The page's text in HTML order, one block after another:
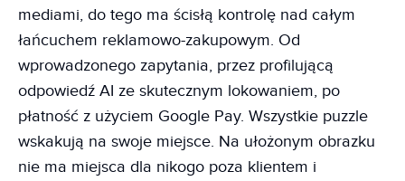
mediami, do tego ma ścisłą kontrolę nad całym
łańcuchem reklamowo-zakupowym. Od
wprowadzonego zapytania, przez profilującą
odpowiedź AI ze skutecznym lokowaniem, po
płatność z użyciem Google Pay. Wszystkie puzzle
wskakują na swoje miejsce. Na ułożonym obrazku
nie ma miejsca dla nikogo poza klientem i